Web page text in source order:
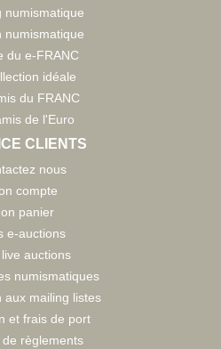
numismatique
numismatique
du e-FRANC
idéale
du FRANC
de l'Euro
CLIENTS
nous
compte
panier
e-auctions
auctions
numismatiques
aux mailing listes
et frais de port
de règlements